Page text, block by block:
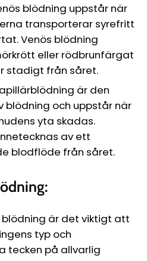
blödning uppstår när
transporterar syrefritt
Venös blödning
eller rödbrunfärgat
stadigt från såret.
är den
blödning och uppstår när
yta skadas.
av ett
blodflöde från såret.
är det viktigt att
typ och
tecken på allvarlig